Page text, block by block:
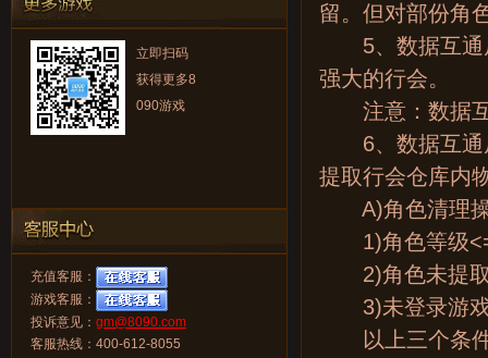
立即扫码
获得更多8
090游戏
充值客服：
游戏客服：
投诉意见： gm@8090.com
客服热线：400-612-8055
留。但对部份角
5、数据互通
强大的行会。
注意：数据互
6、数据互通
提取行会仓库内
A)角色清理
1)角色等级
2)角色未提取
3)未登录游戏
以上三个条件